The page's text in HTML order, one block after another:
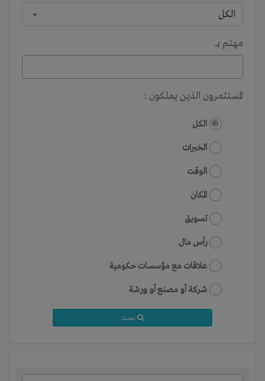
الكل
مهتم بـــ
المستثمرون الذين يملكون :
الكل
الخبرات
الوقت
المكان
تسويق
رأس مال
علاقات مع مؤسسات حكومية
شركة أو مصنع أو ورشة